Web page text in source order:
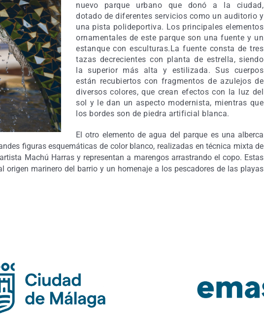
nuevo parque urbano que donó a la ciudad,
dotado de diferentes servicios como un auditorio y
una pista polideportiva. Los principales elementos
ornamentales de este parque son una fuente y un
estanque con esculturas.La fuente consta de tres
tazas decrecientes con planta de estrella, siendo
la superior más alta y estilizada. Sus cuerpos
están recubiertos con fragmentos de azulejos de
diversos colores, que crean efectos con la luz del
sol y le dan un aspecto modernista, mientras que
los bordes son de piedra artificial blanca.
El otro elemento de agua del parque es una alberca
figuras esquemáticas de color blanco, realizadas en técnica mixta de
Machú Harras y representan a marengos arrastrando el copo. Estas
origen marinero del barrio y un homenaje a los pescadores de las playas